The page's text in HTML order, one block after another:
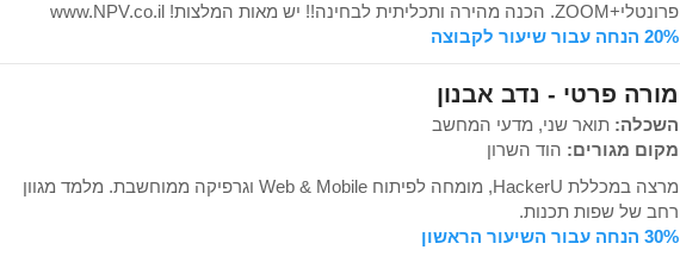
פרונטלי+ZOOM. הכנה מהירה ותכליתית לבחינה!! יש מאות המלצות! www.NPV.co.il
20% הנחה עבור שיעור לקבוצה
מורה פרטי - נדב אבנון
השכלה: תואר שני, מדעי המחשב
מקום מגורים: הוד השרון
מרצה במכללת HackerU, מומחה לפיתוח Web & Mobile וגרפיקה ממוחשבת. מלמד מגוון
רחב של שפות תכנות.
30% הנחה עבור השיעור הראשון